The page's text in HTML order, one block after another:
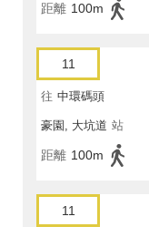
距離 100m
11
往 中環碼頭
豪園, 大坑道 站
距離 100m
11